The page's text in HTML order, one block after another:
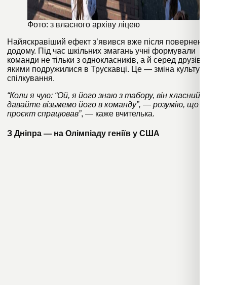
Фото: з власного архіву ліцею
Найяскравіший ефект з’явився вже після повернення
додому. Під час шкільних змагань учні формували
команди не тільки з однокласників, а й серед друзів, з
якими подружилися в Трускавці. Це — зміна культури
спілкування.
“Коли я чую: “Ой, я його знаю з табору, він класний,
давайте візьмемо його в команду”, — розумію, що цей
проєкт спрацював”, — каже вчителька.
З Дніпра — на Олімпіаду геніїв у США